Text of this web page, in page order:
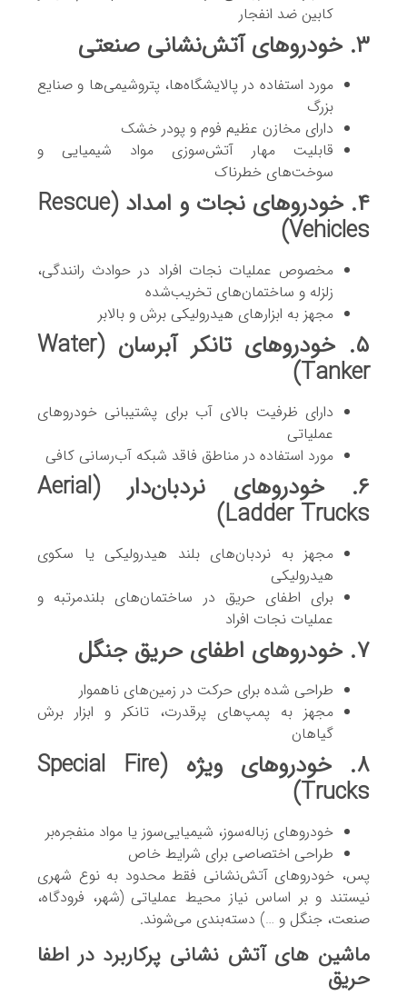
کابین ضد انفجار
۳. خودروهای آتش‌نشانی صنعتی
مورد استفاده در پالایشگاه‌ها، پتروشیمی‌ها و صنایع
بزرگ
دارای مخازن عظیم فوم و پودر خشک
قابلیت مهار آتش‌سوزی مواد شیمیایی و
سوخت‌های خطرناک
۴. خودروهای نجات و امداد (Rescue
Vehicles)
مخصوص عملیات نجات افراد در حوادث رانندگی،
زلزله و ساختمان‌های تخریب‌شده
مجهز به ابزارهای هیدرولیکی برش و بالابر
۵. خودروهای تانکر آبرسان (Water
Tanker)
دارای ظرفیت بالای آب برای پشتیبانی خودروهای
عملیاتی
مورد استفاده در مناطق فاقد شبکه آب‌رسانی کافی
۶. خودروهای نردبان‌دار (Aerial
Ladder Trucks)
مجهز به نردبان‌های بلند هیدرولیکی یا سکوی
هیدرولیکی
برای اطفای حریق در ساختمان‌های بلندمرتبه و
عملیات نجات افراد
۷. خودروهای اطفای حریق جنگل
طراحی شده برای حرکت در زمین‌های ناهموار
مجهز به پمپ‌های پرقدرت، تانکر و ابزار برش
گیاهان
۸. خودروهای ویژه (Special Fire
Trucks)
خودروهای زباله‌سوز، شیمیایی‌سوز یا مواد منفجره‌بر
طراحی اختصاصی برای شرایط خاص
پس، خودروهای آتش‌نشانی فقط محدود به نوع شهری
نیستند و بر اساس نیاز محیط عملیاتی (شهر، فرودگاه،
صنعت، جنگل و …) دسته‌بندی می‌شوند.
ماشین های آتش نشانی پرکاربرد در اطفا
حریق